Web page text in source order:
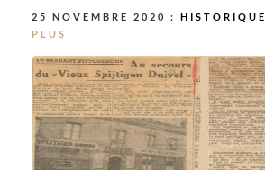
25 NOVEMBRE 2020 : HISTORIQUE
PLUS